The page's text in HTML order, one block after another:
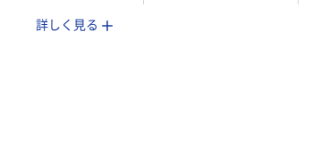
ネオα（ポリエステル
詳しく見る